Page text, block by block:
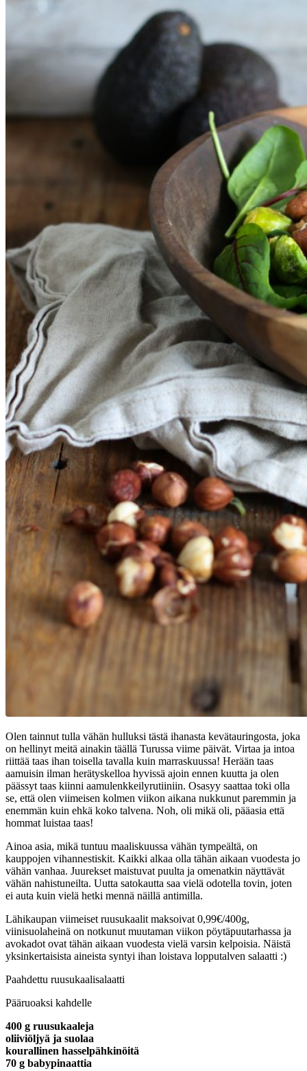
Olen tainnut tulla vähän hulluksi tästä ihanasta kevätauringosta, joka
on hellinyt meitä ainakin täällä Turussa viime päivät. Virtaa ja intoa
riittää taas ihan toisella tavalla kuin marraskuussa! Herään taas
aamuisin ilman herätyskelloa hyvissä ajoin ennen kuutta ja olen
päässyt taas kiinni aamulenkkeilyrutiiniin. Osasyy saattaa toki olla
se, että olen viimeisen kolmen viikon aikana nukkunut paremmin ja
enemmän kuin ehkä koko talvena. Noh, oli mikä oli, pääasia että
hommat luistaa taas!
Ainoa asia, mikä tuntuu maaliskuussa vähän tympeältä, on
kauppojen vihannestiskit. Kaikki alkaa olla tähän aikaan vuodesta jo
vähän vanhaa. Juurekset maistuvat puulta ja omenatkin näyttävät
vähän nahistuneilta. Uutta satokautta saa vielä odotella tovin, joten
ei auta kuin vielä hetki mennä näillä antimilla.
Lähikaupan viimeiset ruusukaalit maksoivat 0,99€/400g,
viinisuolaheinä on notkunut muutaman viikon pöytäpuutarhassa ja
avokadot ovat tähän aikaan vuodesta vielä varsin kelpoisia. Näistä
yksinkertaisista aineista syntyi ihan loistava lopputalven salaatti :)
Paahdettu ruusukaalisalaatti
Pääruoaksi kahdelle
400 g ruusukaaleja
oliiviöljyä ja suolaa
kourallinen hasselpähkinöitä
70 g babypinaattia